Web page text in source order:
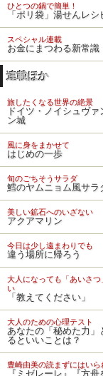
ひとつの鍋で簡単！
「ポリ袋」湯せんレシ
スペシャル連載
お金にまつわる新常識
連載ほか
旅したくなる世界の絶景
ドイツ・ノイシュヴァ
ン城
風に身をまかせて
はじめの一歩
旬のごちそうサラダ
鱈のヤムニョム風サラ
美しい鉱石へのいざない
アクアマリン
今日は少し遠まわりでも
違う場所に帰ろう
大人になっても「あいさつ
い
「教えてください」
大人のための心理テスト
あなたの「秘めた力」
るといいことは？
豊崎由美の読まずにはいら
『ミゼレーレ』『方舟